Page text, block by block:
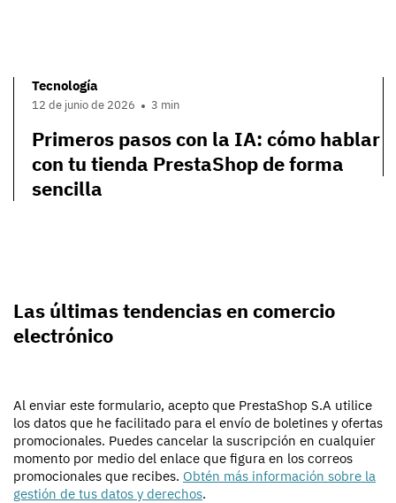
Tecnología
12 de junio de 2026 3 min
Primeros pasos con la IA: cómo hablar
con tu tienda PrestaShop de forma
sencilla
Las últimas tendencias en comercio
electrónico
Al enviar este formulario, acepto que PrestaShop S.A utilice
los datos que he facilitado para el envío de boletines y ofertas
promocionales. Puedes cancelar la suscripción en cualquier
momento por medio del enlace que figura en los correos
promocionales que recibes. Obtén más información sobre la
gestión de tus datos y derechos.